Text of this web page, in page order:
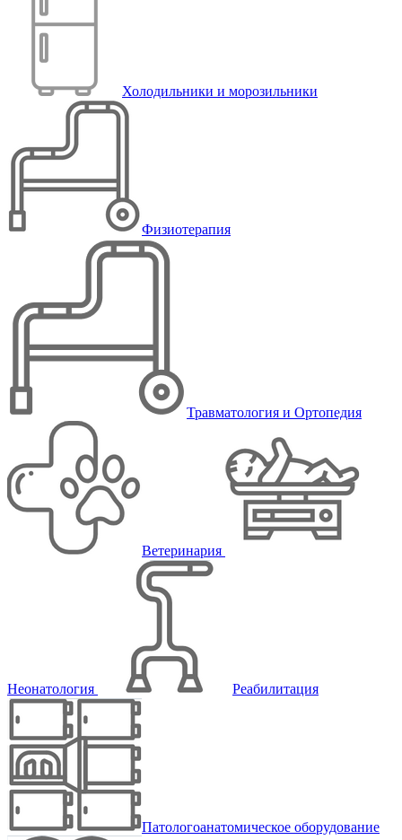
Холодильники и морозильники
Физиотерапия
Травматология и Ортопедия
Ветеринария
Неонатология Реабилитация
Патологоанатомическое оборудование